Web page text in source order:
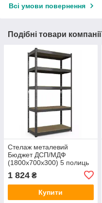
Всі умови повернення
Подібні товари компанії
Стелаж металевий
Бюджет ДСП/МДФ
(1800х700х300) 5 полиць
1 824 ₴
Купити